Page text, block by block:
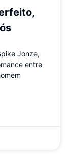
Jonze,
entre